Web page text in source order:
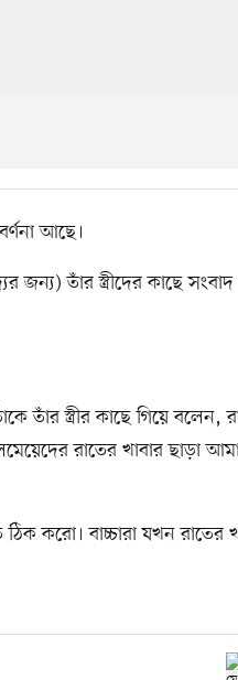
আছে।
তাঁর স্ত্রীদের কাছে সংবাদ
স্ত্রীর কাছে গিয়ে বলেন,
রাতের খাবার ছাড়া
করো। বাচ্চারা যখন রাতের